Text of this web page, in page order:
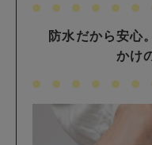
防水だから安心
かけ